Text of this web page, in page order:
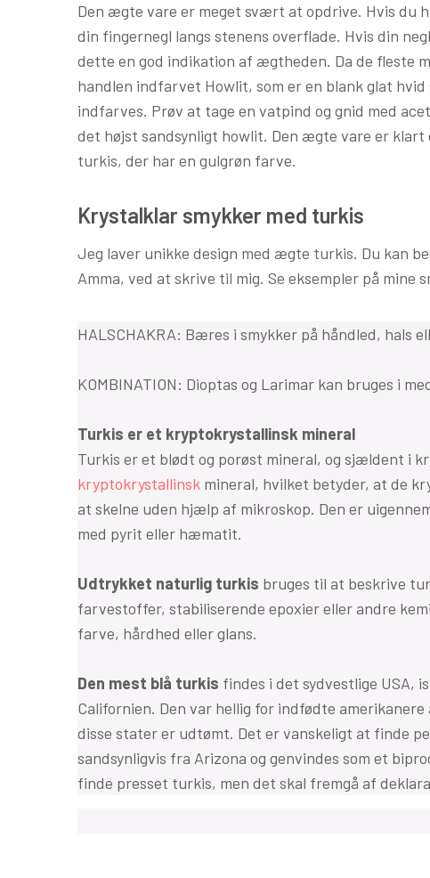
Den ægte vare er meget svært at opdrive. Hvis du
din fingernegl langs stenens overflade. Hvis din
dette en god indikation af ægtheden. Da de fleste
handlen indfarvet Howlit, som er en blank glat
indfarves. Prøv at tage en vatpind og gnid med
det højst sandsynligt howlit. Den ægte vare er
turkis, der har en gulgrøn farve.
Krystalklar smykker med turkis
Jeg laver unikke design med ægte turkis. Du kan
Amma, ved at skrive til mig. Se eksempler på mine
HALSCHAKRA: Bæres i smykker på håndled, hals
KOMBINATION: Dioptas og Larimar kan bruges i
Turkis er et kryptokrystallinsk mineral
Turkis er et blødt og porøst mineral, og sjældent i
kryptokrystallinsk mineral, hvilket betyder, at de
at skelne uden hjælp af mikroskop. Den er
med pyrit eller hæmatit.
Udtrykket naturlig turkis bruges til at beskrive
farvestoffer, stabiliserende epoxier eller andre
farve, hårdhed eller glans.
Den mest blå turkis findes i det sydvestlige USA,
Californien. Den var hellig for indfødte
disse stater er udtømt. Det er vanskeligt at finde
sandsynligvis fra Arizona og genvindes som et
finde presset turkis, men det skal fremgå af